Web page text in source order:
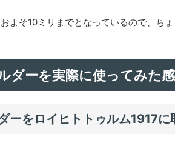
よそ10ミリまでとなっているので、ち
ダーを実際に使ってみた
ーをロイヒトトゥルム1917に